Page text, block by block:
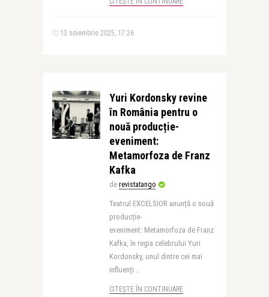
13 noiembrie 2025, 17:26
Yuri Kordonsky revine
în România pentru o
nouă producție-
eveniment:
Metamorfoza de Franz
Kafka
de revistatango
Teatrul EXCELSIOR anunță o nouă
producție-
eveniment: Metamorfoza de Franz
Kafka, în regia celebrului Yuri
Kordonsky, unul dintre cei mai
influenți ..
CITEȘTE ÎN CONTINUARE